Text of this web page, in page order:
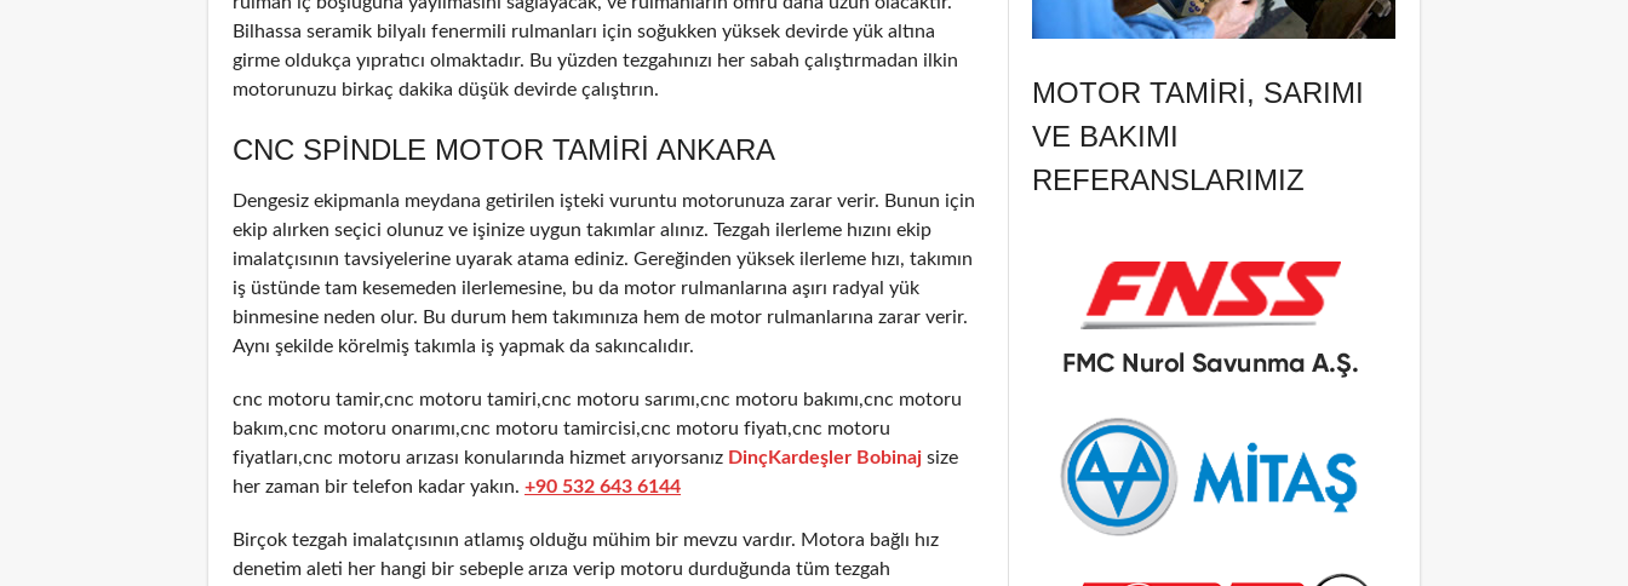
Bilhassa seramik bilyalı fenermili rulmanları için soğukken yüksek devirde yük altına
girme oldukça yıpratıcı olmaktadır. Bu yüzden tezgahınızı her sabah çalıştırmadan ilkin
motorunuzu birkaç dakika düşük devirde çalıştırın.
CNC SPINDLE MOTOR TAMIRI ANKARA
Dengesiz ekipmanla meydana getirilen işteki vuruntu motorunuza zarar verir. Bunun için
ekip alırken seçici olunuz ve işinize uygun takımlar alınız. Tezgah ilerleme hızını ekip
imalatçısının tavsiyelerine uyarak atama ediniz. Gereğinden yüksek ilerleme hızı, takımın
iş üstünde tam kesemeden ilerlemesine, bu da motor rulmanlarına aşırı radyal yük
binmesine neden olur. Bu durum hem takımınıza hem de motor rulmanlarına zarar verir.
Aynı şekilde körelmiş takımla iş yapmak da sakıncalıdır.
cnc motoru tamir,cnc motoru tamiri,cnc motoru sarımı,cnc motoru bakımı,cnc motoru
bakım,cnc motoru onarımı,cnc motoru tamircisi,cnc motoru fiyatı,cnc motoru
fiyatları,cnc motoru arızası konularında hizmet arıyorsanız DinçKardeşler Bobinaj size
her zaman bir telefon kadar yakın. +90 532 643 6144
Birçok tezgah imalatçısının atlamış olduğu mühim bir mevzu vardır. Motora bağlı hız
denetim aleti her hangi bir sebeple arıza verip motoru durduğunda tüm tezgah
MOTOR TAMIRI, SARIMI
VE BAKIMI
REFERANSLARIMIZ